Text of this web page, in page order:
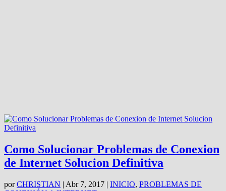
Como Solucionar Problemas de Conexion
de Internet Solucion Definitiva
porCHRISTIAN | Abr 7, 2017 | INICIO, PROBLEMAS DE